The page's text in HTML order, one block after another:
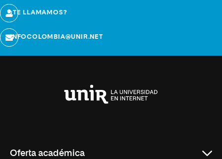
¿TE LLAMAMOS?
INFOCOLOMBIA@UNIR.NET
Oferta académica